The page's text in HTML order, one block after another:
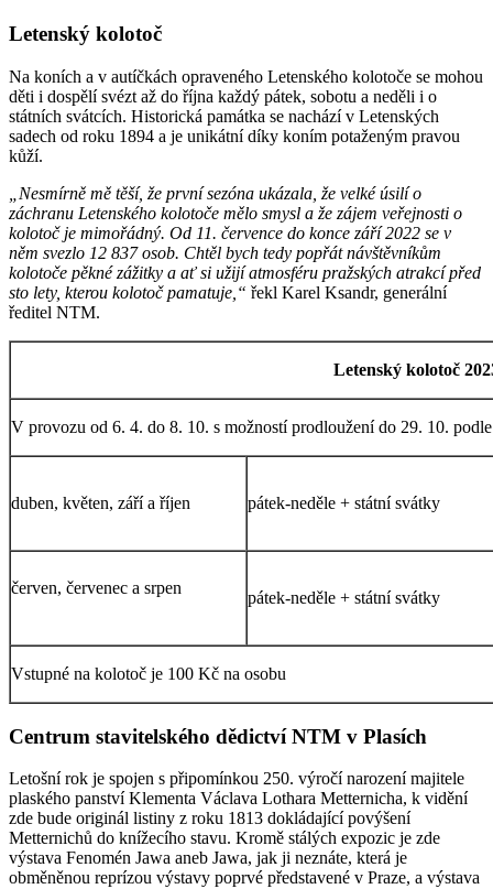
Letenský kolotoč
Na koních a v autíčkách opraveného Letenského kolotoče se mohou
děti i dospělí svézt až do října každý pátek, sobotu a neděli i o
státních svátcích. Historická památka se nachází v Letenských
sadech od roku 1894 a je unikátní díky koním potaženým pravou
kůží.
„Nesmírně mě těší, že první sezóna ukázala, že velké úsilí o
záchranu Letenského kolotoče mělo smysl a že zájem veřejnosti o
kolotoč je mimořádný. Od 11. července do konce září 2022 se v
něm svezlo 12 837 osob. Chtěl bych tedy popřát návštěvníkům
kolotoče pěkné zážitky a ať si užijí atmosféru pražských atrakcí před
sto lety, kterou kolotoč pamatuje,“ řekl Karel Ksandr, generální
ředitel NTM.
Letenský kolotoč
V provozu od 6. 4. do 8. 10. s možností prodloužení do 29. 10.
duben, květen, září a říjen pátek-neděle + státní svátky
červen, červenec a srpen
pátek-neděle + státní svátky
Vstupné na kolotoč je 100 Kč na osobu
Centrum stavitelského dědictví NTM v Plasích
Letošní rok je spojen s připomínkou 250. výročí narození majitele
plaského panství Klementa Václava Lothara Metternicha, k vidění
zde bude originál listiny z roku 1813 dokládající povýšení
Metternichů do knížecího stavu. Kromě stálých expozic je zde
výstava Fenomén Jawa aneb Jawa, jak ji neznáte, která je
obměněnou reprízou výstavy poprvé představené v Praze, a výstava